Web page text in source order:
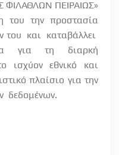
ΠΕΙΡΑΙΩΣ»
του την προστασία
του και καταβάλλει
για τη
διαρκή
ισχύον εθνικό και
πλαίσιο για την
δεδομένων.